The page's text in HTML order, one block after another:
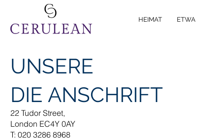
HEIMAT ETWA
UNSERE
DIE ANSCHRIFT
22 Tudor Street,
London EC4Y 0AY
T: 020 3286 8968